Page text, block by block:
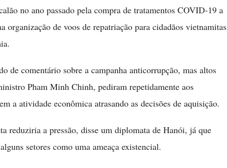
no ano passado pela compra de tratamentos COVID-19 a
organização de voos de repatriação para cidadãos vietnamitas
de comentário sobre a campanha anticorrupção, mas altos
Pham Minh Chinh, pediram repetidamente aos
a atividade econômica atrasando as decisões de aquisição.
reduziria a pressão, disse um diplomata de Hanói, já que
setores como uma ameaça existencial.